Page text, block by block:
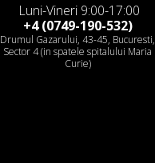
Luni-Vineri 9:00-17:00
+4 (0749-190-532)
Drumul Gazarului, 43-45, Bucuresti,
Sector 4 (in spatele spitalului Maria
Curie)